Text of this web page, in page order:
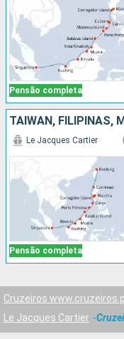
Pensão completa
Pensão completa
Le Jacques Cartier
Cruzeiros
Le Jacques Cartier